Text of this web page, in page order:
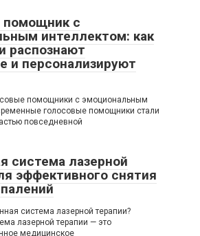
помощник с
интеллектом: как
распознают
и персонализируют
помощники с эмоциональным
голосовые помощники стали
повседневной
система лазерной
эффективного снятия
система лазерной терапии?
лазерной терапии — это
медицинское